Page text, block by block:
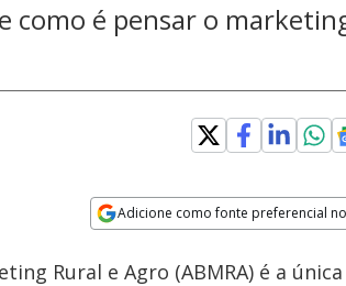
como é pensar o
Adicione como fonte preferencial
Velocidade
Rural e Agro (ABMRA) é a